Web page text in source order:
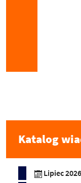
Katalog
Lipiec 2026